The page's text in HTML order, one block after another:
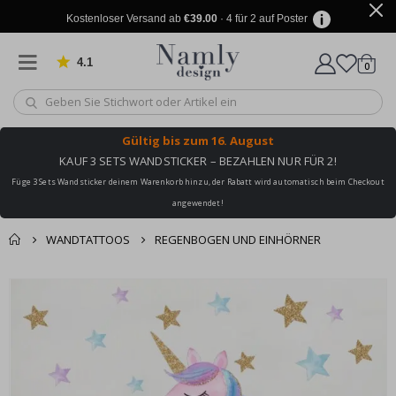
Kostenloser Versand ab €39.00· 4 für 2 auf Poster
4.1 von 1042 Bewertungen
Wagen
0
Gültig bis zum 16. August
KAUF 3 SETS WANDSTICKER – BEZAHLEN NUR FÜR 2!
Füge 3 Sets Wandsticker deinem Warenkorb hinzu, der Rabatt wird automatisch beim Checkout
angewendet!
WANDTATTOOS REGENBOGEN UND EINHÖRNER
Sie könnten auch
darunter leiden ✔
Zur Kasse
Ende
der